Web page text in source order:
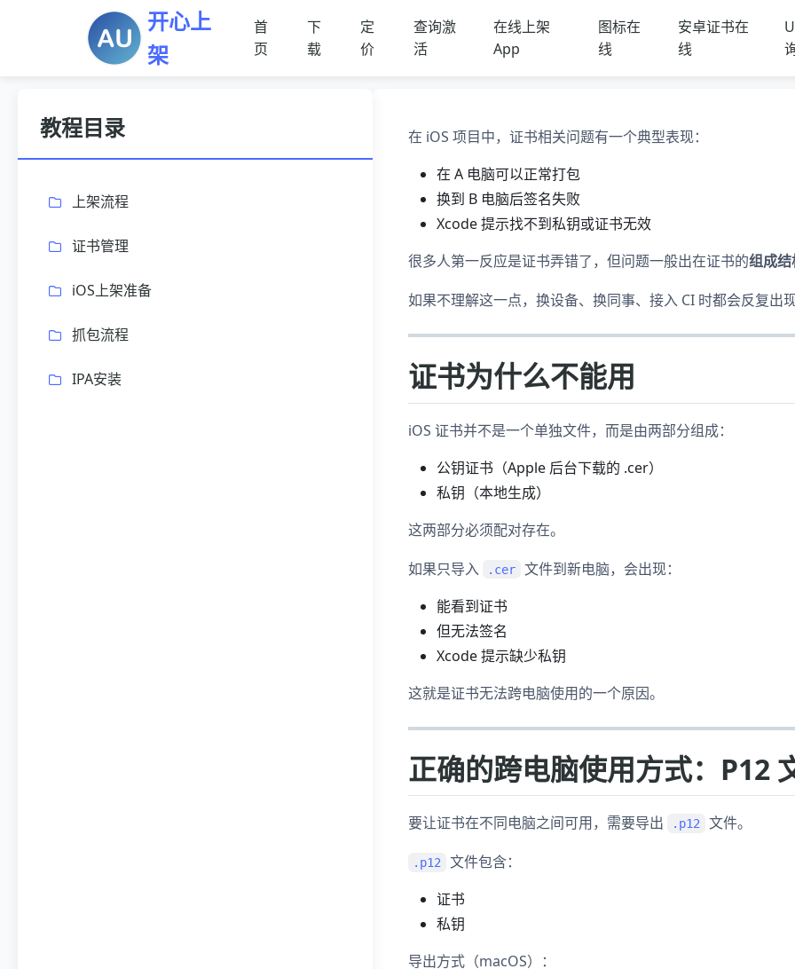
开心上
架
首
页
下
载
定
价
查询激
活
在线上架
App
图标在
线
安卓证书在
线
教程目录
上架流程
证书管理
iOS上架准备
抓包流程
IPA安装
在 iOS 项目中，证书相关问题有一个典型表现：
在 A 电脑可以正常打包
换到 B 电脑后签名失败
Xcode 提示找不到私钥或证书无效
很多人第一反应是证书弄错了，但问题一般出在证书的组成结
如果不理解这一点，换设备、换同事、接入 CI 时都会反复出
证书为什么不能用
iOS 证书并不是一个单独文件，而是由两部分组成：
公钥证书（Apple 后台下载的 .cer）
私钥（本地生成）
这两部分必须配对存在。
如果只导入
.cer
文件到新电脑，会出现：
能看到证书
但无法签名
Xcode 提示缺少私钥
这就是证书无法跨电脑使用的一个原因。
正确的跨电脑使用方式：P12
要让证书在不同电脑之间可用，需要导出 .p12 文件。
.p12
文件包含：
证书
私钥
导出方式（macOS）：